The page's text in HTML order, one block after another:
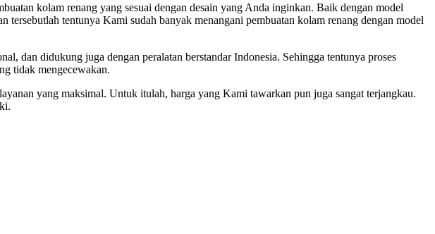
kolam renang yang sesuai dengan desain yang Anda inginkan. Baik dengan model
tersebutlah tentunya Kami sudah banyak menangani pembuatan kolam renang dengan model
dan didukung juga dengan peralatan berstandar Indonesia. Sehingga tentunya proses
tidak mengecewakan.
yang maksimal. Untuk itulah, harga yang Kami tawarkan pun juga sangat terjangkau.